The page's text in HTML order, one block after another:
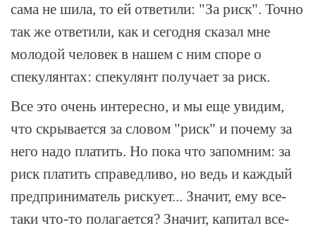
сама не шила, то ей ответили: "За риск". Точно
так же ответили, как и сегодня сказал мне
молодой человек в нашем с ним споре о
спекулянтах: спекулянт получает за риск.
Все это очень интересно, и мы еще увидим,
что скрывается за словом "риск" и почему за
него надо платить. Но пока что запомним: за
риск платить справедливо, но ведь и каждый
предприниматель рискует... Значит, ему все-
таки что-то полагается? Значит, капитал все-